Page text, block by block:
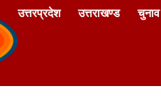
उत्तरप्रदेश उत्तराखण्ड चुनाव